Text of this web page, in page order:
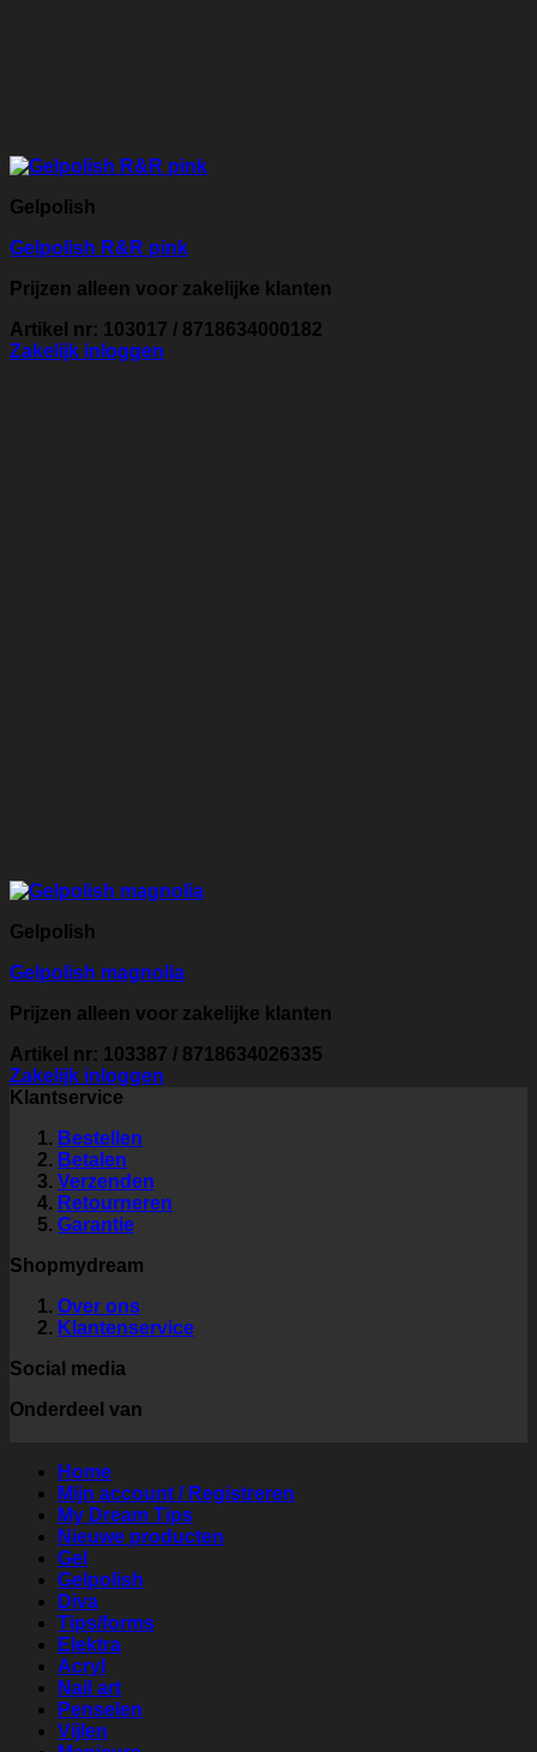
Gelpolish
Gelpolish R&R pink
Prijzen alleen voor zakelijke klanten
Artikel nr: 103017 / 8718634000182
Zakelijk inloggen
Gelpolish
Gelpolish magnolia
Prijzen alleen voor zakelijke klanten
Artikel nr: 103387 / 8718634026335
Zakelijk inloggen
Klantservice
Bestellen
Betalen
Verzenden
Retourneren
Garantie
Shopmydream
Over ons
Klantenservice
Social media
Onderdeel van
Home
Mijn account / Registreren
My Dream Tips
Nieuwe producten
Gel
Gelpolish
Diva
Tips/forms
Elektra
Acryl
Nail art
Penselen
Vijlen